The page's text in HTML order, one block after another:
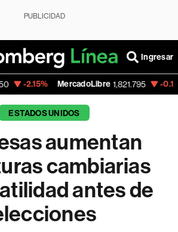
PUBLICIDAD
Ingresar
MercadoLibre 1,821.795 -0.14% Banco
ESTADOS UNIDOS
aumentan
cambiarias
antes de